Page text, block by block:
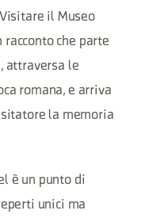
il Museo
racconto che parte
attraversa le
romana, e arriva
la memoria
è un punto di
unici ma